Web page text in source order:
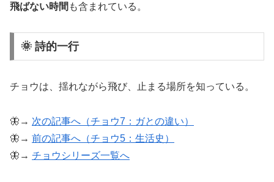
飛ばない時間 も含まれている。
🌞 詩的一行
チョウは、揺れながら飛び、止まる場所を知っている。
🦋→ 次の記事へ（チョウ7：ガとの違い）
🦋→ 前の記事へ（チョウ5：生活史）
🦋→ チョウシリーズ一覧へ